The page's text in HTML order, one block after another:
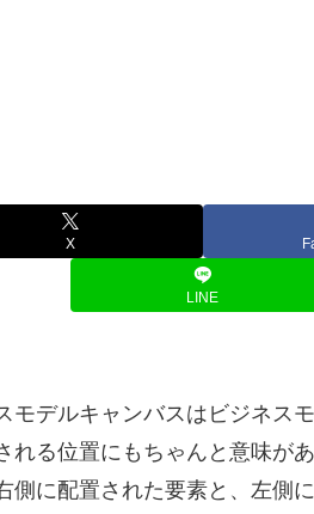
X
LINE
モデルキャンバスはビジネス
れる位置にもちゃんと意味があ
側に配置された要素と、左側